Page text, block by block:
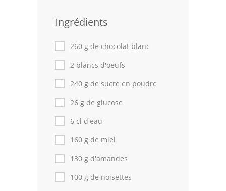
Fêtes Religieuses
Chefs
Forum
Thèmes
Espace Personnel
Ingrédients
260 g de chocolat blanc
2 blancs d'oeufs
240 g de sucre en poudre
26 g de glucose
6 cl d'eau
160 g de miel
130 g d'amandes
100 g de noisettes